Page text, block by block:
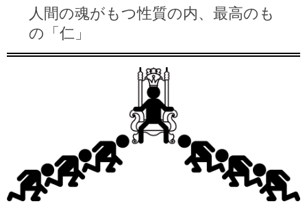
人間の魂がもつ性質の内、最高のも
の「仁」